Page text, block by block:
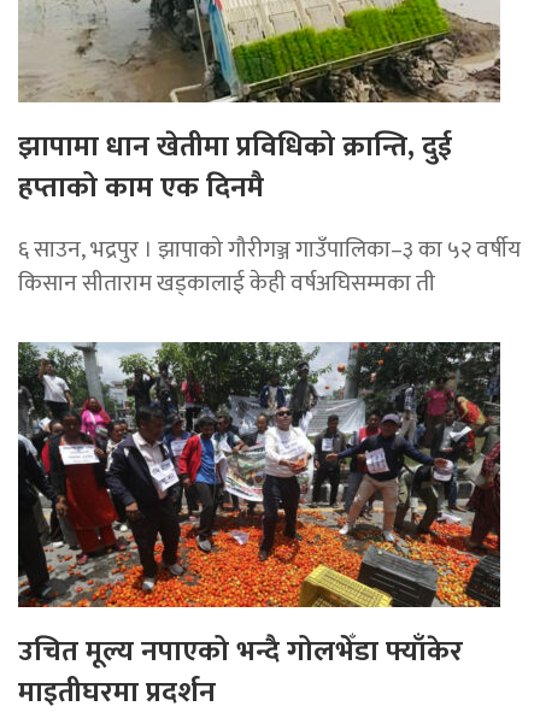
झापामा धान खेतीमा प्रविधिको क्रान्ति, दुई
हप्ताको काम एक दिनमै
६ साउन, भद्रपुर । झापाको गौरीगञ्ज गाउँपालिका–३ का ५२ वर्षीय
किसान सीताराम खड्कालाई केही वर्षअघिसम्मका ती
उचित मूल्य नपाएको भन्दै गोलभेँडा फ्याँकेर
माइतीघरमा प्रदर्शन